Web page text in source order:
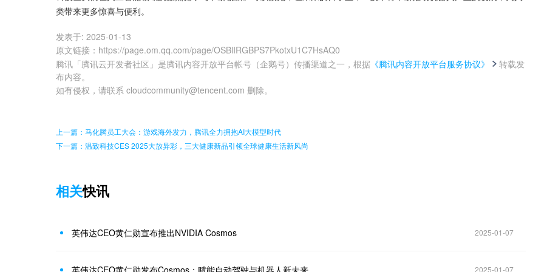
类带来更多惊喜与便利。
发表于: 2025-01-13
原文链接 ： https://page.om.qq.com/page/OSBlIRGBPS7PkotxU1C7HsAQ0
腾讯「腾讯云开发者社区」是腾讯内容开放平台帐号（企鹅号）传播渠道之一，根据 《腾讯内容开放平台服务协议》
转载发
布内容。
如有侵权，请联系 cloudcommunity@tencent.com 删除。
上一篇：马化腾员工大会：游戏海外发力，腾讯全力拥抱AI大模型时代
下一篇：温致科技CES 2025大放异彩，三大健康新品引领全球健康生活新风尚
相关快讯
英伟达CEO黄仁勋宣布推出NVIDIA Cosmos 2025-01-07
英伟达CEO黄仁勋发布Cosmos：赋能自动驾驶与机器人新未来 2025-01-07